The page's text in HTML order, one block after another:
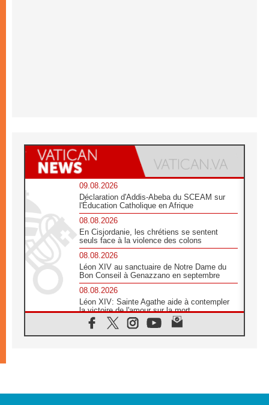
09.08.2026
Déclaration d'Addis-Abeba du SCEAM sur
l'Éducation Catholique en Afrique
08.08.2026
En Cisjordanie, les chrétiens se sentent
seuls face à la violence des colons
08.08.2026
Léon XIV au sanctuaire de Notre Dame du
Bon Conseil à Genazzano en septembre
08.08.2026
Léon XIV: Sainte Agathe aide à contempler
la victoire de l'amour sur la mort
08.08.2026
«Relancer l'empathie», le projet Triennal d'art
08.08.2026